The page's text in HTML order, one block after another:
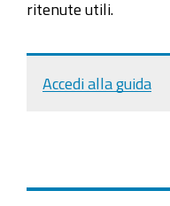
ritenute utili.
Accedi alla guida